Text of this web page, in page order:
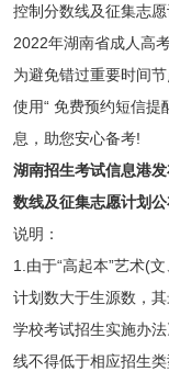
控制分数线及征集志
2022年湖南省成人高
为避免错过重要时间
使用“ 免费预约短信提
息，助您安心备考!
湖南招生考试信息港
数线及征集志愿计划
说明：
1.由于“高起本”艺术(
计划数大于生源数，
学校考试招生实施办法
线不得低于相应招生